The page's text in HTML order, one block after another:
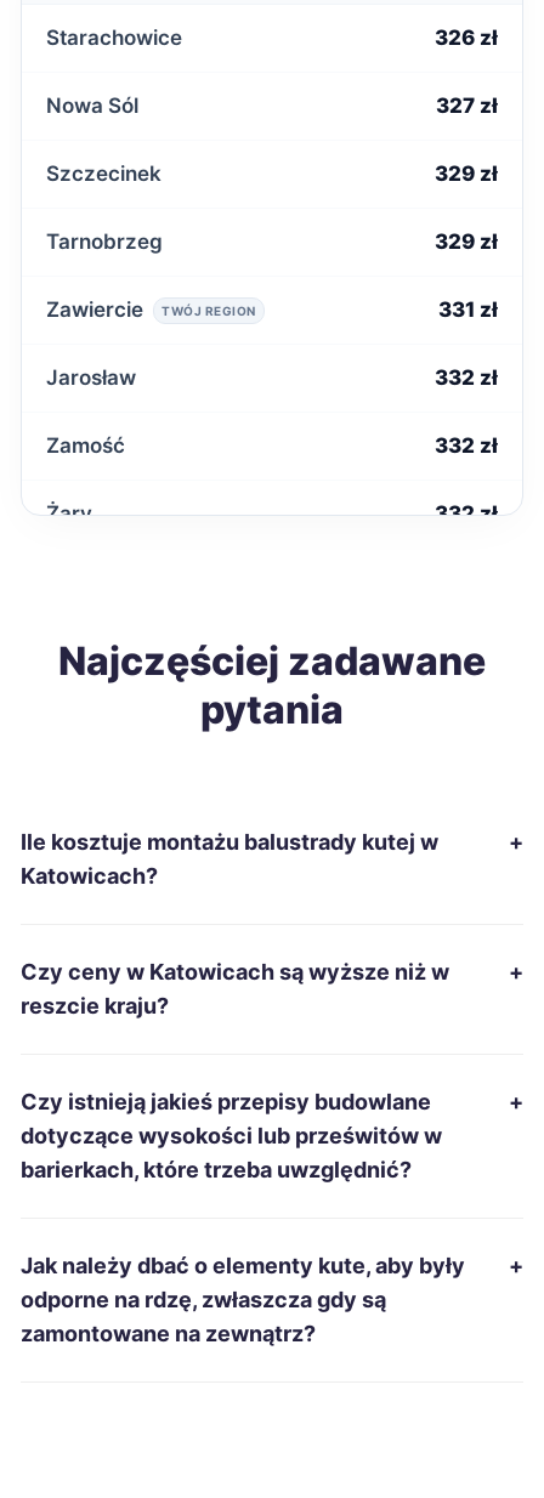
Starachowice 326 zł
Nowa Sól 327 zł
Szczecinek 329 zł
Tarnobrzeg 329 zł
Zawiercie TWÓJ REGION 331 zł
Jarosław 332 zł
Zamość 332 zł
Żary 332 zł
Ostrowiec Świętokrzyski 333 zł
Ciechanów 335 zł
Zduńska Wola
Kwidzyn 338 zł
Ełk 339 zł
Leszno
Najczęściej zadawane
pytania
Ile kosztuje montażu balustrady kutej w
Katowicach?
+
Czy ceny w Katowicach są wyższe niż w
reszcie kraju?
+
Czy istnieją jakieś przepisy budowlane
dotyczące wysokości lub prześwitów w
barierkach, które trzeba uwzględnić?
+
Jak należy dbać o elementy kute, aby były
odporne na rdzę, zwłaszcza gdy są
zamontowane na zewnątrz?
+